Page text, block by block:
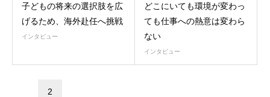
子どもの将来の選択肢を広
げるため、海外赴任へ挑戦
インタビュー
どこにいても環境が変わっ
ても仕事への熱意は変わら
ない
インタビュー
2